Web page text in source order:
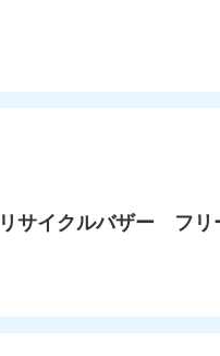
サイクルバザー フリ